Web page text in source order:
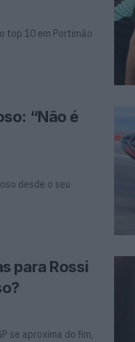
top 10 em Portimão
“Não é
desde o seu
para Rossi
se aproxima do fim,